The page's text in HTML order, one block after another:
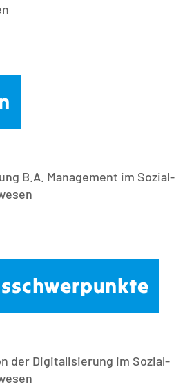
B.A. Management im Sozial-
der Digitalisierung im Sozial-